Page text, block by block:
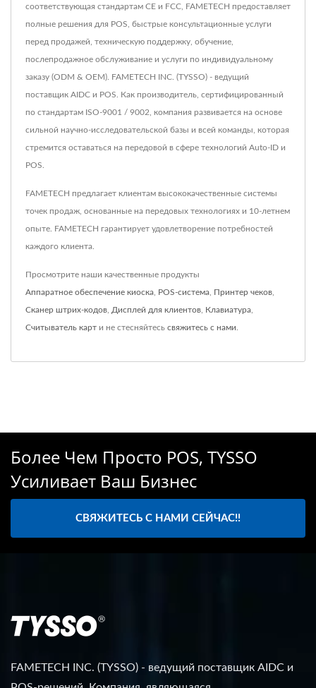
соответствующая стандартам CE и FCC, FAMETECH предоставляет
полные решения для POS, быстрые консультационные услуги
перед продажей, техническую поддержку, обучение,
послепродажное обслуживание и услуги по индивидуальному
заказу (ODM & OEM). FAMETECH INC. (TYSSO) - ведущий
поставщик AIDC и POS. Как производитель, сертифицированный
по стандартам ISO-9001 / 9002, компания развивается на основе
сильной научно-исследовательской базы и всей команды, которая
стремится оставаться на передовой в сфере технологий Auto-ID и
POS.
FAMETECH предлагает клиентам высококачественные системы
точек продаж, основанные на передовых технологиях и 10-летнем
опыте. FAMETECH гарантирует удовлетворение потребностей
каждого клиента.
Просмотрите наши качественные продукты
Аппаратное обеспечение киоска POS-система Принтер чеков
Сканер штрих-кодов Дисплей для клиентов Клавиатура
Считыватель карт и не стесняйтесь свяжитесь с нами
Более Чем Просто POS, TYSSO
Усиливает Ваш Бизнес
СВЯЖИТЕСЬ С НАМИ СЕЙЧАС!!
FAMETECH INC. (TYSSO) - ведущий поставщик AIDC и